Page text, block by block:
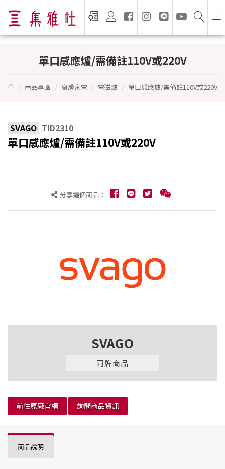
單口感應爐/需備註110V或220V
商品專區 廚房家電 電磁爐 單口感應爐/需備註110V或220V
SVAGO TID2310
單口感應爐/需備註110V或220V
分享這個商品：
SVAGO
同牌商品
前往原廠官網 詢問商品資訊
商品說明